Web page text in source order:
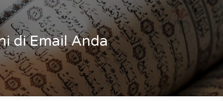
di Email Anda